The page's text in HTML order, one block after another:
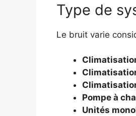
Type de
Le bruit varie
Pompe à
Unités